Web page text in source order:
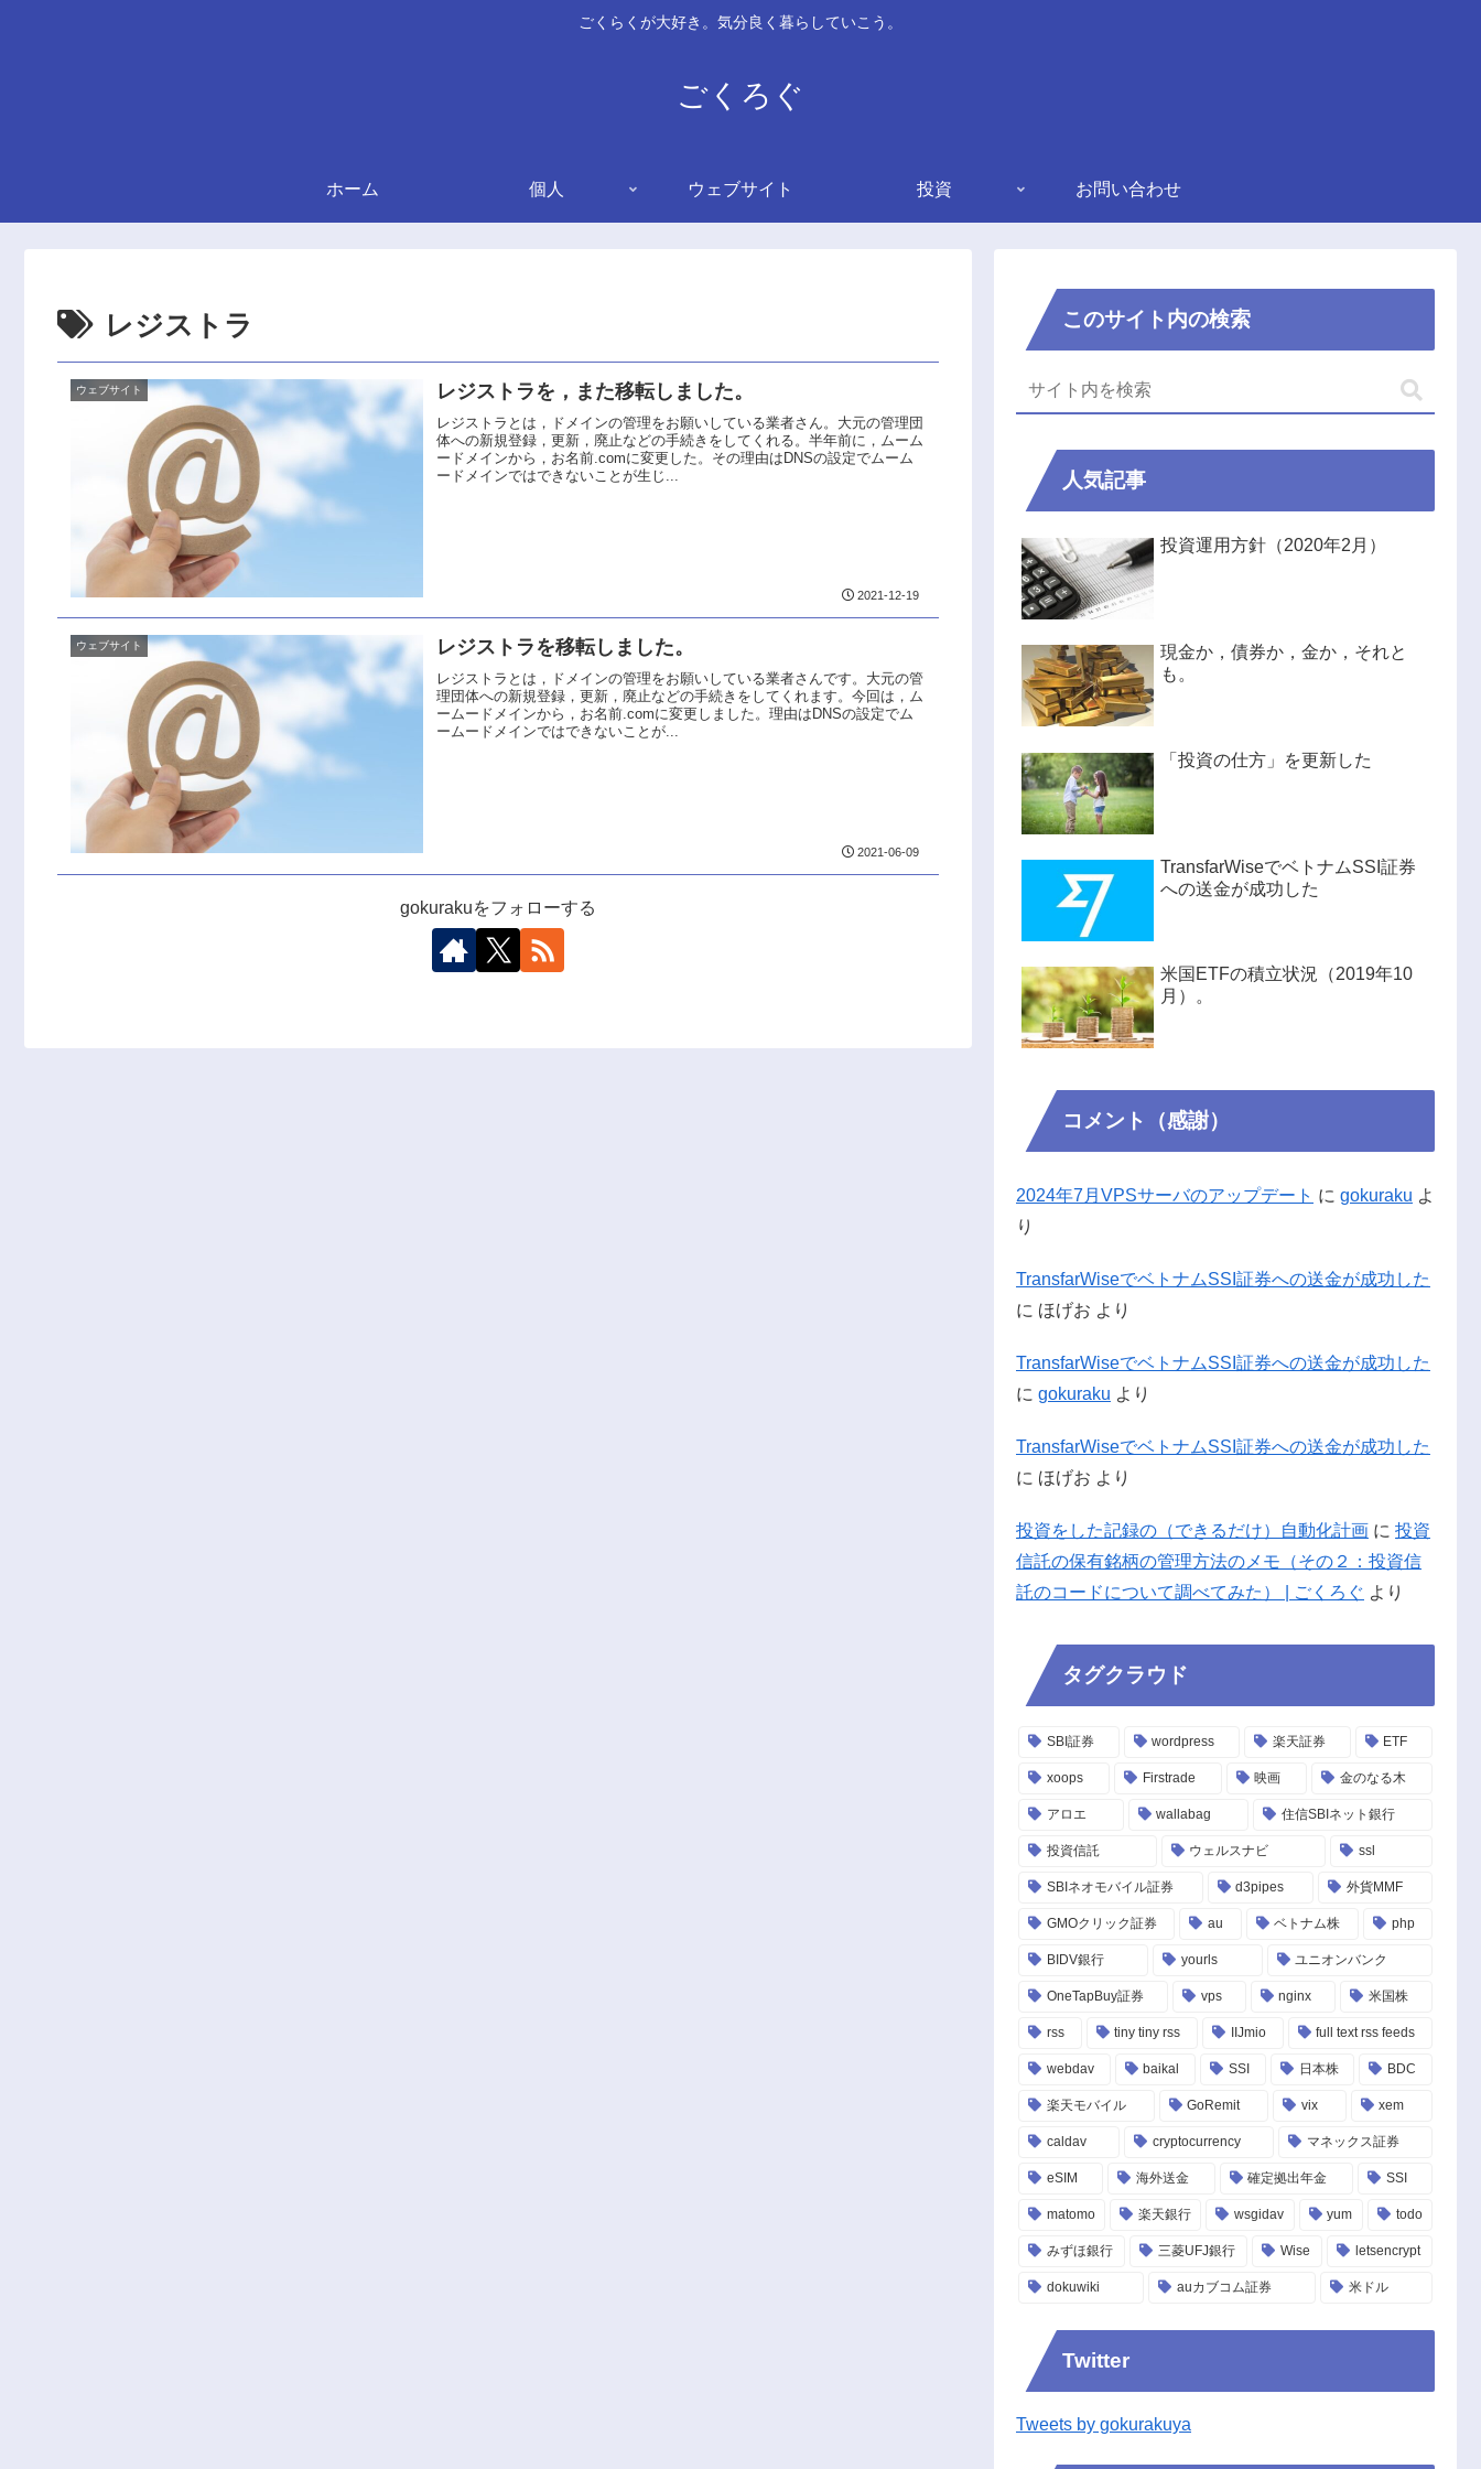
ごくらくが大好き。気分良く暮らしていこう。
ごくろぐ
ホーム 個人 ウェブサイト 投資 お問い合わせ
レジストラ
ウェブサイト レジストラを，また移転しました。
レジストラとは，ドメインの管理をお願いしている業者さん。大元の管理団
体への新規登録，更新，廃止などの手続きをしてくれる。半年前に，ムーム
ードメインから，お名前.comに変更した。その理由はDNSの設定でムーム
ードメインではできないことが生じ...
2021-12-19
ウェブサイト レジストラを移転しました。
レジストラとは，ドメインの管理をお願いしている業者さんです。大元の管
理団体への新規登録，更新，廃止などの手続きをしてくれます。今回は，ム
ームードメインから，お名前.comに変更しました。理由はDNSの設定でム
ームードメインではできないことが...
2021-06-09
gokurakuをフォローする
このサイト内の検索
人気記事
投資運用方針（2020年2月）
現金か，債券か，金か，それと
も。
「投資の仕方」を更新した
TransfarWiseでベトナムSSI証券
への送金が成功した
米国ETFの積立状況（2019年10
月）。
コメント（感謝）
2024年7月VPSサーバのアップデート に gokuraku よ
り
TransfarWiseでベトナムSSI証券への送金が成功した
に ほげお より
TransfarWiseでベトナムSSI証券への送金が成功した
に gokuraku より
TransfarWiseでベトナムSSI証券への送金が成功した
に ほげお より
投資をした記録の（できるだけ）自動化計画 に 投資
信託の保有銘柄の管理方法のメモ（その２：投資信
託のコードについて調べてみた） | ごくろぐ より
タグクラウド
SBI証券 wordpress 楽天証券 ETF
xoops Firstrade 映画 金のなる木
アロエ wallabag 住信SBIネット銀行
投資信託 ウェルスナビ ssl
SBIネオモバイル証券 d3pipes 外貨MMF
GMOクリック証券 au ベトナム株 php
BIDV銀行 yourls ユニオンバンク
OneTapBuy証券 vps nginx 米国株
rss tiny tiny rss IIJmio full text rss feeds
webdav baikal SSI 日本株 BDC
楽天モバイル GoRemit vix xem
caldav cryptocurrency マネックス証券
eSIM 海外送金 確定拠出年金 SSI
matomo 楽天銀行 wsgidav yum todo
みずほ銀行 三菱UFJ銀行 Wise letsencrypt
dokuwiki auカブコム証券 米ドル
Twitter
Tweets by gokurakuya